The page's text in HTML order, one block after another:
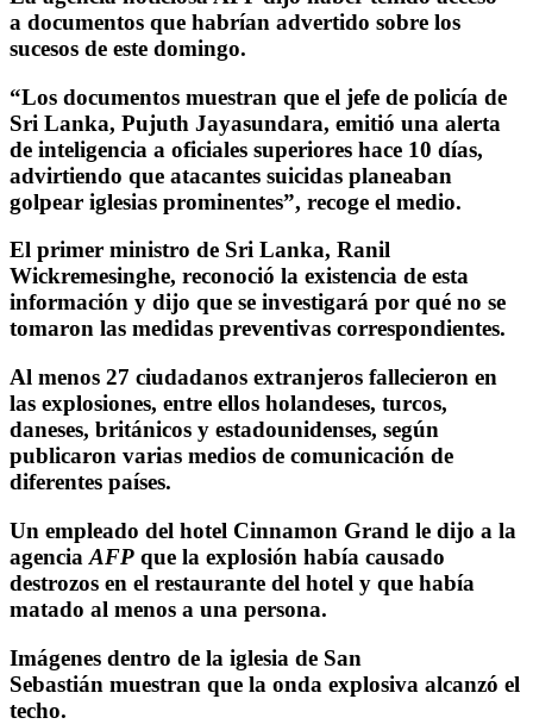
a documentos que habrían advertido sobre los
sucesos de este domingo.
“Los documentos muestran que el jefe de policía de
Sri Lanka, Pujuth Jayasundara, emitió una alerta
de inteligencia a oficiales superiores hace 10 días,
advirtiendo que atacantes suicidas planeaban
golpear iglesias prominentes”, recoge el medio.
El primer ministro de Sri Lanka, Ranil
Wickremesinghe, reconoció la existencia de esta
información y dijo que se investigará por qué no se
tomaron las medidas preventivas correspondientes.
Al menos 27 ciudadanos extranjeros fallecieron en
las explosiones, entre ellos holandeses, turcos,
daneses, británicos y estadounidenses, según
publicaron varias medios de comunicación de
diferentes países.
Un empleado del hotel Cinnamon Grand le dijo a la
agencia AFP que la explosión había causado
destrozos en el restaurante del hotel y que había
matado al menos a una persona.
Imágenes dentro de la iglesia de San
Sebastián muestran que la onda explosiva alcanzó el
techo.